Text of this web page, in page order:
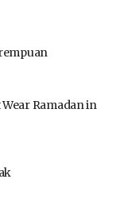
Ramadan in